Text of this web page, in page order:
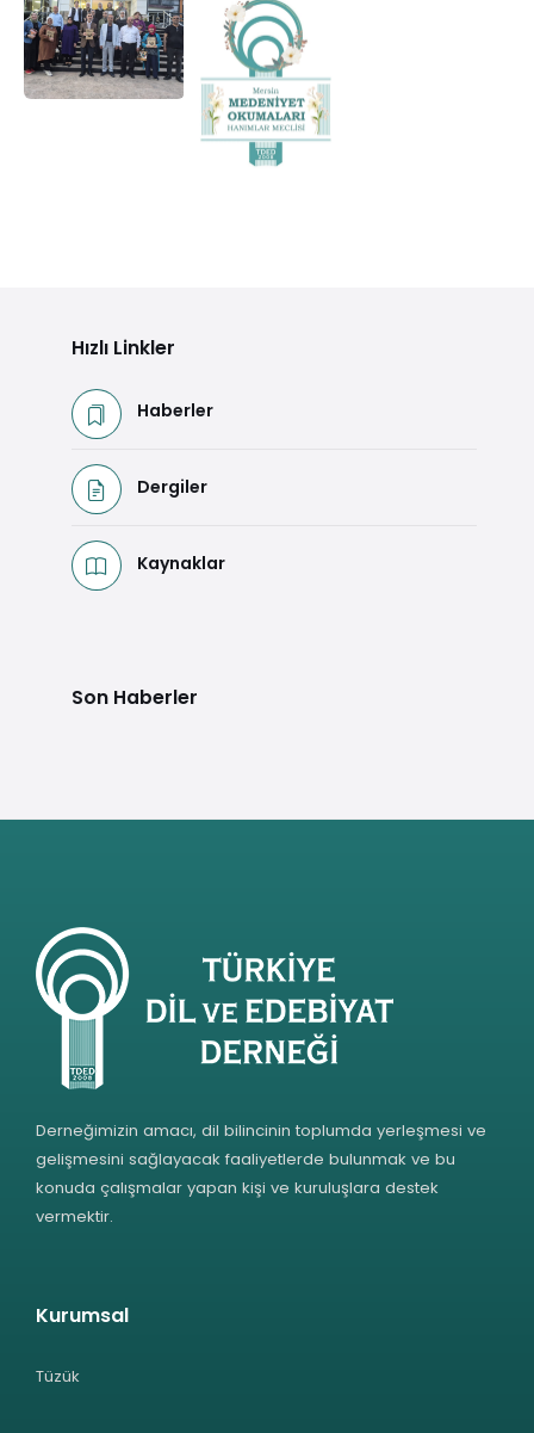
Hızlı Linkler
Haberler
Dergiler
Kaynaklar
Son Haberler
Derneğimizin amacı, dil bilincinin toplumda yerleşmesi ve
gelişmesini sağlayacak faaliyetlerde bulunmak ve bu
konuda çalışmalar yapan kişi ve kuruluşlara destek
vermektir.
Kurumsal
Tüzük